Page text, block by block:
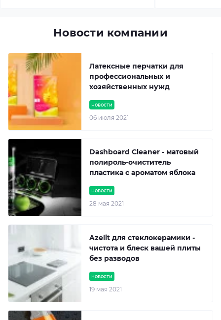
Новости компании
новости
06 июля 2021
Латексные перчатки для
профессиональных и
хозяйственных нужд
новости
28 мая 2021
Dashboard Cleaner - матовый
полироль-очиститель
пластика с ароматом яблока
новости
19 мая 2021
Azelit для стеклокерамики -
чистота и блеск вашей плиты
без разводов